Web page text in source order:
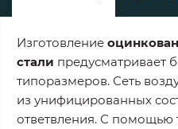
Изготовление
стали предусматривает
типоразмеров. Сеть
из унифицированных
ответвления. С помощью